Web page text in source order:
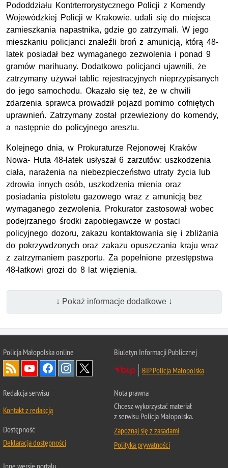
Pododdziału Kontrterrorystycznego Policji z Komendy
Wojewódzkiej Policji w Krakowie, udali się do miejsca
zamieszkania napastnika, gdzie go zatrzymali. W jego
mieszkaniu policjanci znaleźli broń z amunicją, którą 48-
latek posiadał bez wymaganego zezwolenia i ponad 9
gramów marihuany. Dodatkowo policjanci ujawnili, że
zatrzymany używał tablic rejestracyjnych nieprzypisanych
do jego samochodu. Okazało się też, że w chwili
zdarzenia sprawca prowadził pojazd pomimo cofniętych
uprawnień. Zatrzymany został przewieziony do komendy,
a następnie do policyjnego aresztu.
Kolejnego dnia, w Prokuraturze Rejonowej Kraków
Nowa- Huta 48-latek usłyszał 6 zarzutów: uszkodzenia
ciała, narażenia na niebezpieczeństwo utraty życia lub
zdrowia innych osób, uszkodzenia mienia oraz
posiadania pistoletu gazowego wraz z amunicją bez
wymaganego zezwolenia. Prokurator zastosował wobec
podejrzanego środki zapobiegawcze w postaci
policyjnego dozoru, zakazu kontaktowania się i zbliżania
do pokrzywdzonych oraz zakazu opuszczania kraju wraz
z zatrzymaniem paszportu. Za popełnione przestępstwa
48-latkowi grozi do 8 lat więzienia.
↓ Pokaż informacje dodatkowe ↓
Policja Małopolska online
Biuletyn Informacji Publicznej
BIP Policja Małopolska
Redakcja serwisu
Kontakt z redakcją
Dostępność
Deklaracja dostępności
Nota prawna
Chcesz wykorzystać materiał
z serwisu Policja Małopolska.
Zapoznaj się z zasadami
Polityka prywatności
Inne wersje portalu